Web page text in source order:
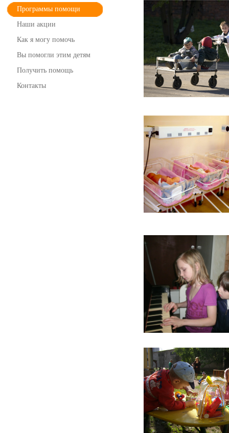
Программы помощи
Наши акции
Как я могу помочь
Вы помогли этим детям
Получить помощь
Контакты